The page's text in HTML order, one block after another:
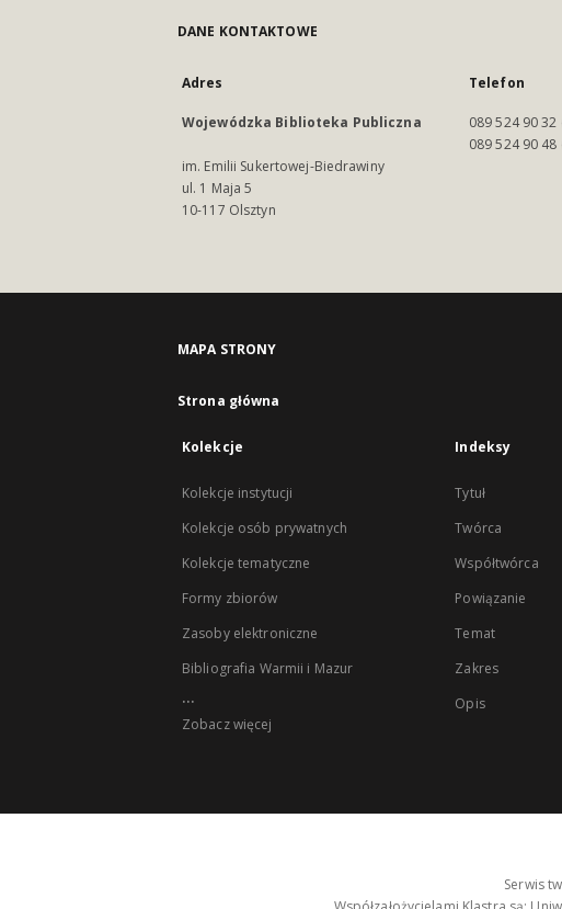
DANE KONTAKTOWE
Adres
Wojewódzka Biblioteka Publiczna
im. Emilii Sukertowej-Biedrawiny
ul. 1 Maja 5
10-117 Olsztyn
Telefon
089 524 90
089 524 90
MAPA STRONY
Strona główna
Kolekcje
Kolekcje instytucji
Kolekcje osób prywatnych
Kolekcje tematyczne
Formy zbiorów
Zasoby elektroniczne
Bibliografia Warmii i Mazur
...
Zobacz więcej
Indeksy
Tytuł
Twórca
Współtwórca
Powiązanie
Temat
Zakres
Opis
Serwis